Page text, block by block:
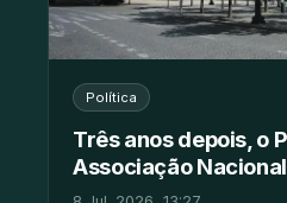
Política
Três anos depois, o
Associação